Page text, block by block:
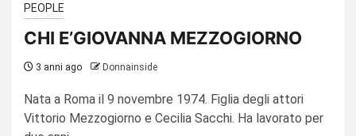
PEOPLE
CHI E’GIOVANNA MEZZOGIORNO
3 anni ago Donnainside
Nata a Roma il 9 novembre 1974. Figlia degli attori
Vittorio Mezzogiorno e Cecilia Sacchi. Ha lavorato per